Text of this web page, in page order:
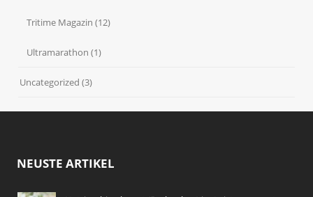
Tritime Magazin (12)
Ultramarathon (1)
Uncategorized (3)
NEUSTE ARTIKEL